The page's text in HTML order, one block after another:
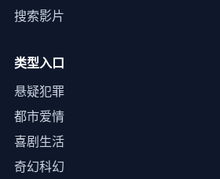
搜索影片
类型入口
悬疑犯罪
都市爱情
喜剧生活
奇幻科幻